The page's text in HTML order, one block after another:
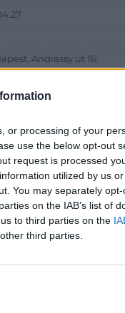
or processing of your
use the below opt-out
request is processed
utilized by us
You may separately
on the IAB’s list of
to third parties on the
third parties.
Andrássy út 16.
Eladó:
Cím:
Budapest
Andrássy
1061
Weboldal: